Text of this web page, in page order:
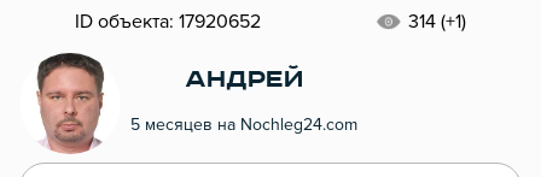
ID объекта: 17920652 314 (+1)
Андрей
5 месяцев на Nochleg24.com